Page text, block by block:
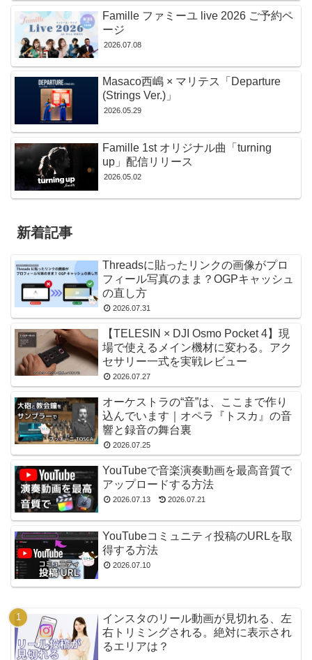
Famille ファミーユ live 2026 ご予約ペ
ージ
2026.07.08
Masaco西嶋 × マリテス「Departure
(Strings Ver.)」
2026.05.29
Famille 1st オリジナル曲「turning
up」配信リリース
2026.05.02
新着記事
Threadsに貼ったリンクの画像がプロ
フィール写真のまま？OGPキャッシュ
の直し方
2026.07.31
【TELESIN × DJI Osmo Pocket 4】現
場で使えるメイン機材に変わる。アク
セサリー一式を実戦レビュー
2026.07.27
オーケストラの“音”は、ここまで作り
込んでいます｜オペラ『トスカ』の音
響と録音の舞台裏
2026.07.25
YouTubeで音楽演奏動画を最高音質で
アップロードする方法
2026.07.13 2026.07.21
YouTubeコミュニティ投稿のURLを取
得する方法
2026.07.10
インスタのリール動画が見切れる、左
右トリミングされる。絶対に表示され
るエリアは？